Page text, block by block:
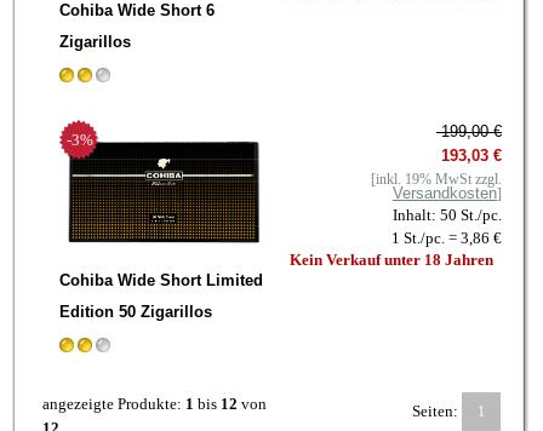
Cohiba Wide Short 6
Zigarillos
-3%
Cohiba Wide Short Limited
Edition 50 Zigarillos
199,00 €
193,03 €
[inkl. 19% MwSt zzgl.
Versandkosten]
Inhalt: 50 St./pc.
1 St./pc. = 3,86 €
Kein Verkauf unter 18 Jahren
angezeigte Produkte: 1 bis 12 von
Seiten: 1